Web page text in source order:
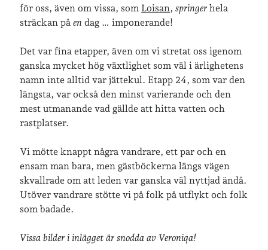
för oss, även om vissa, som Loisan,springerhela
sträckan påendag … imponerande!
Det var fina etapper, även om vi stretat oss igenom
ganska mycket hög växtlighet som väl i ärlighetens
namn inte alltid var jättekul. Etapp 24, som var den
längsta, var också den minst varierande och den
mest utmanande vad gällde att hitta vatten och
rastplatser.
Vi mötte knappt några vandrare, ett par och en
ensam man bara, men gästböckerna längs vägen
skvallrade om att leden var ganska väl nyttjad ändå.
Utöver vandrare stötte vi på folk på utflykt och folk
som badade.
Vissa bilder i inlägget är snodda av Veroniqa!